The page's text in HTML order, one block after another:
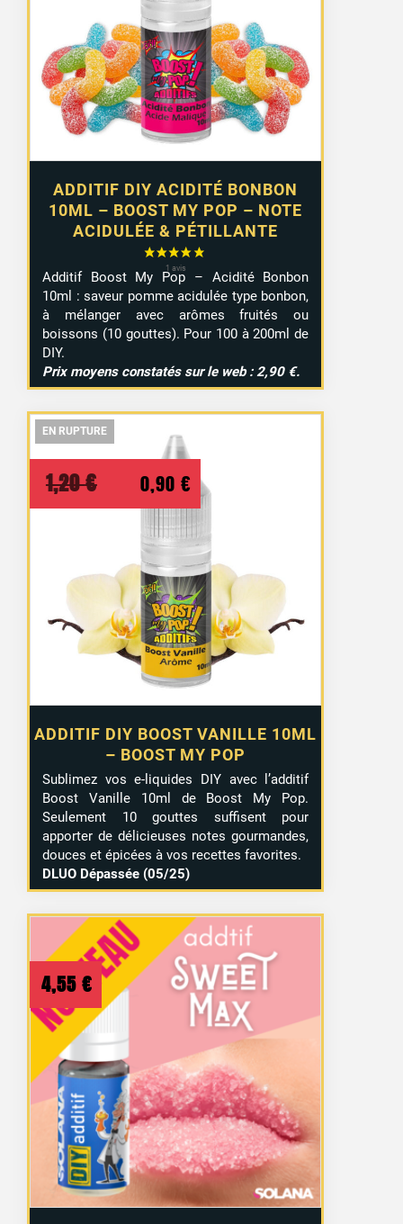
ADDITIF DIY ACIDITÉ BONBON
10ML – BOOST MY POP – NOTE
ACIDULÉE & PÉTILLANTE
Additif Boost My Pop – Acidité Bonbon
10ml : saveur pomme acidulée type bonbon,
à mélanger avec arômes fruités ou
boissons (10 gouttes). Pour 100 à 200ml de
DIY.
Prix moyens constatés sur le web : 2,90 €.
EN RUPTURE
EN RUPTURE
ADDITIF DIY BOOST VANILLE 10ML
– BOOST MY POP
1,20€
Le
prix
initial
était :
1,20 €.
0,90 € Le
prix
actuel
est :
0,90 €.
Sublimez vos e-liquides DIY avec l’additif
Boost Vanille 10ml de Boost My Pop.
Seulement 10 gouttes suffisent pour
apporter de délicieuses notes gourmandes,
douces et épicées à vos recettes favorites.
DLUO Dépassée (05/25)
EN RUPTURE
4,55 €